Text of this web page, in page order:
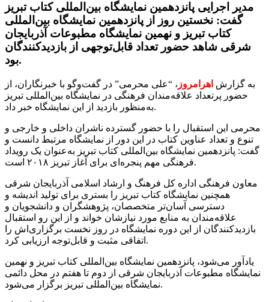
مدیر اجرایی پانزدهمین نمایشگاه بین‌المللی کتاب تبریز
گفت: نخستین روز از پانزدهمین نمایشگاه بین‌المللی
کتاب تبریز و نهمین نمایشگاه مطبوعات آذربایجان
شرقی شاهد حضور تعداد قابل‌توجهی از بازدیدکنندگان
بود.
به گزارش اهرامروز ، “علی محرمی” در گفت‌وگو با خبرنگاران، از
حضور پرتعداد علاقه‌مندان فرهنگی در نمایشگاه بین‌المللی تبریز
به‌منظور بازدید از این نمایشگاه خبر داد.
محرمی این استقبال را با حضور گسترده ناشران داخلی و خارجی و
تنوع و تعداد عناوین کتاب در این دور از نمایشگاه مرتبط دانست و
گفت: پانزدهمین نمایشگاه بین‌المللی کتاب تبریز به‌عنوان یک رویداد
فرهنگی مهم پنجره‌ای برای آغاز تبریز ٢٠١٨ است.
معاون فرهنگی اداره کل فرهنگ و ارشاد اسلامی آذربایجان شرقی
همچنین نمایشگاه کتاب تبریز را بستری برای تولید اندیشه و
دسترسی آسان‌تر متخصصان، پژوهشگران و دانشجویان و
علاقه‌مندان به منابع مورد نیازشان خواند و از این رو استقبال
بازدیدکنندگان از این دوره نمایشگاه در روز نخست برگزاری‌اش را
اتفاقی مثبت و قابل‌توجه ارزیابی کرد.
یادآور می‌شود، پانزدهمین نمایشگاه بین‌المللی کتاب تبریز و نهمین
نمایشگاه مطبوعات آذربایجان شرقی از دوم تا هفتم در محل دائمی
نمایشگاه بین‌المللی تبریز برگزار می‌شود.